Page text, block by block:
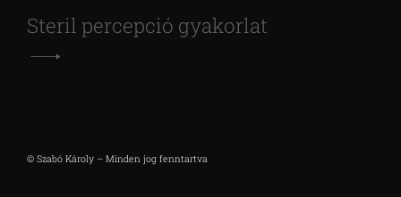
Steril percepció gyakorlat
© Szabó Károly – Minden jog fenntartva